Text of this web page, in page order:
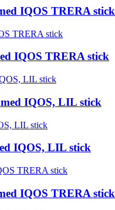
IQOS TRERA stick
IQOS TRERA stick
IQOS, LIL stick
IQOS, LIL stick
IQOS TRERA stick